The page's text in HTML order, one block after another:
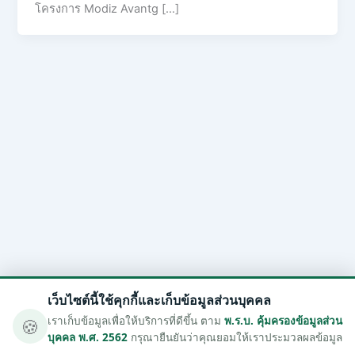
โครงการ Modiz Avantg […]
🍪
เว็บไซต์นี้ใช้คุกกี้และเก็บข้อมูลส่วนบุคคล
เราเก็บข้อมูลเพื่อให้บริการที่ดีขึ้น ตาม พ.ร.บ. คุ้มครองข้อมูลส่วน
บุคคล พ.ศ. 2562 กรุณายืนยันว่าคุณยอมให้เราประมวลผลข้อมูล